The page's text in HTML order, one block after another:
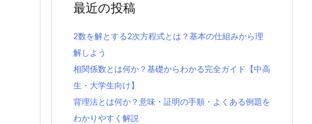
最近の投稿
2数を解とする2次方程式とは？基本の仕組みから理
解しよう
相関係数とは何か？基礎からわかる完全ガイド【中高
生・大学生向け】
背理法とは何か？意味・証明の手順・よくある例題を
わかりやすく解説